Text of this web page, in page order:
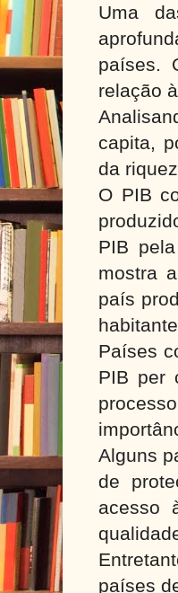
Uma
países.
relação
capita,
da
O PIB
PIB
mostra
país
Países
PIB per
Alguns
de
acesso
países